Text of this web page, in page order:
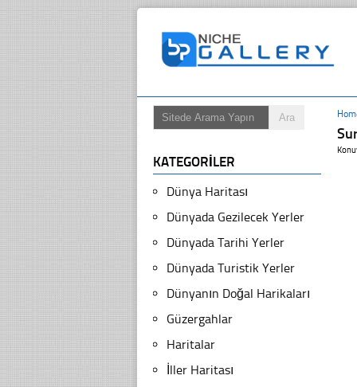
KATEGORILER
Dünya Haritası
Dünyada Gezilecek Yerler
Dünyada Tarihi Yerler
Dünyada Turistik Yerler
Dünyanın Doğal Harikaları
Güzergahlar
Haritalar
İller Haritası